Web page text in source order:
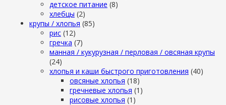
детское питание (8)
хлебцы (2)
крупы / хлопья (85)
рис (12)
гречка (7)
манная / кукурузная / перловая / овсяная крупы
(24)
хлопья и каши быстрого приготовления (40)
овсяные хлопья (18)
гречневые хлопья (1)
рисовые хлопья (1)